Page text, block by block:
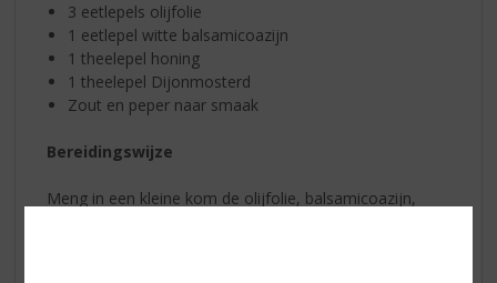
3 eetlepels olijfolie
1 eetlepel witte balsamicoazijn
1 theelepel honing
1 theelepel Dijonmosterd
Zout en peper naar smaak
Bereidingswijze
Meng in een kleine kom de olijfolie, balsamicoazijn,